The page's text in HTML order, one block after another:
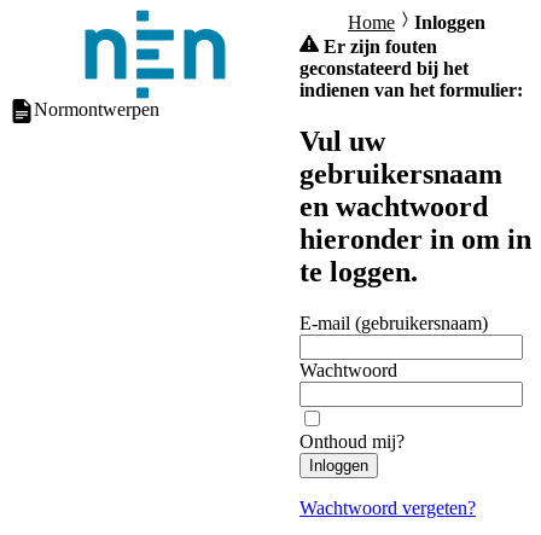
Normontwerpen
Home
Inloggen
Er zijn fouten
geconstateerd bij het
indienen van het formulier:
Vul uw
gebruikersnaam
en wachtwoord
hieronder in om in
te loggen.
E-mail (gebruikersnaam)
Wachtwoord
Onthoud mij?
Inloggen
Wachtwoord vergeten?